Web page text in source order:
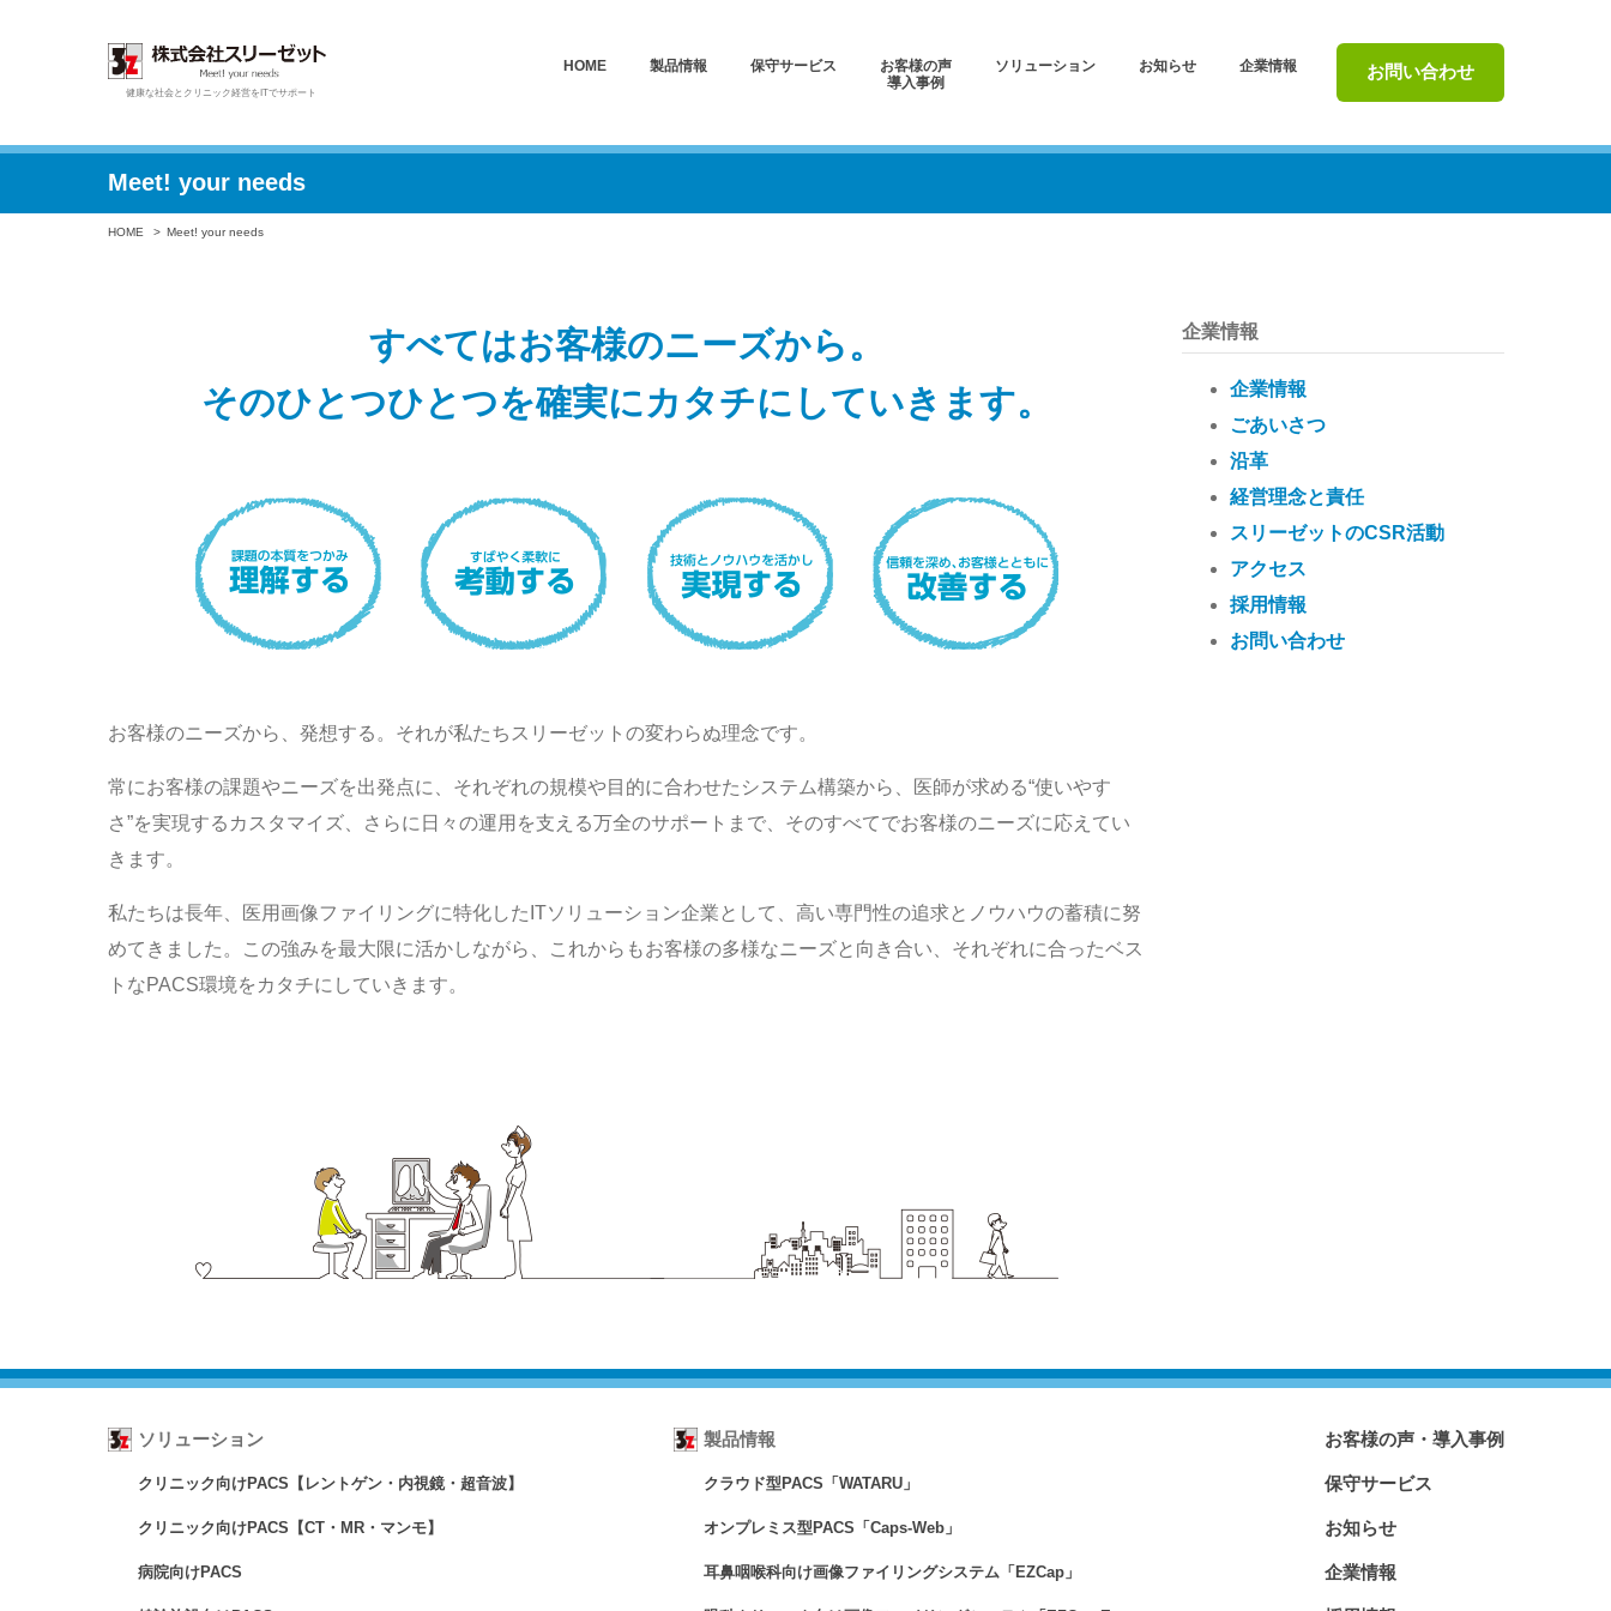
健康な社会とクリニック経営をITでサポート
HOME 製品情報 保守サービス
お客様の声
導⼊事例
ソリューション お知らせ 企業情報 お問い合わせ
Meet! your needs
HOME Meet! your needs
すべてはお客様のニーズから。
そのひとつひとつを確実にカタチにしていきます。
お客様のニーズから、発想する。それが私たちスリーゼットの変わらぬ理念です。
常にお客様の課題やニーズを出発点に、それぞれの規模や目的に合わせたシステム構築から、医師が求める“使いやす
さ”を実現するカスタマイズ、さらに日々の運用を支える万全のサポートまで、そのすべてでお客様のニーズに応えてい
きます。
私たちは長年、医用画像ファイリングに特化したITソリューション企業として、高い専門性の追求とノウハウの蓄積に努
めてきました。この強みを最大限に活かしながら、これからもお客様の多様なニーズと向き合い、それぞれに合ったベス
トなPACS環境をカタチにしていきます。
企業情報
企業情報
ごあいさつ
沿革
経営理念と責任
スリーゼットのCSR活動
アクセス
採用情報
お問い合わせ
ソリューション
クリニック向けPACS【レントゲン・内視鏡・超音波】
クリニック向けPACS【CT・MR・マンモ】
病院向けPACS
製品情報
クラウド型PACS「WATARU」
オンプレミス型PACS「Caps-Web」
耳鼻咽喉科向け画像ファイリングシステム「EZCap」
お客様の声・導入事例
保守サービス
お知らせ
企業情報